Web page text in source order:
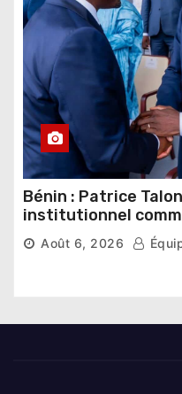
Bénin : Patrice
institutionnel
Sénat
Août 6, 2026